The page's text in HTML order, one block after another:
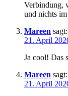
Verbindung,
und nichts
Mareen sagt:
21. April
Ja cool! Das
Mareen sagt:
21. April